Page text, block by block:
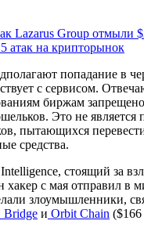
Lazarus Group отмыли
атак на крипторынок
попадание в
с сервисом.
биржам
Это не является
пытающихся
средства.
стоящий за
хакер с мая отправил в
злоумышленники,
Bridge и Orbit Chain